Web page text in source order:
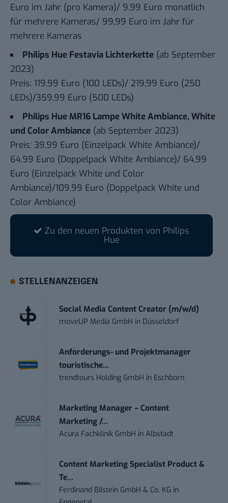
Euro im Jahr (pro Kamera)/ 9,99 Euro monatlich
für mehrere Kameras/ 99,99 Euro im Jahr für
mehrere Kameras
Philips Hue Festavia Lichterkette (ab September
2023)
Preis: 119,99 Euro (100 LEDs)/ 219,99 Euro (250
LEDs)/359,99 Euro (500 LEDs)
Philips Hue MR16 Lampe White Ambiance, White
und Color Ambiance (ab September 2023)
Preis: 39,99 Euro (Einzelpack White Ambiance)/
64,99 Euro (Doppelpack White Ambiance)/ 64,99
Euro (Einzelpack White und Color
Ambiance)/109,99 Euro (Doppelpack White und
Color Ambiance)
Zu den neuen Produkten von Philips
Hue
STELLENANZEIGEN
Social Media Content Creator (m/w/d)
moveUP Media GmbH in Düsseldorf
Anforderungs- und Projektmanager
touristische...
trendtours Holding GmbH in Eschborn
Marketing Manager – Content
Marketing /...
Acura Fachklinik GmbH inAlbstadt
Content Marketing Specialist Product &
Te...
Ferdinand Bilstein GmbH & Co. KG in